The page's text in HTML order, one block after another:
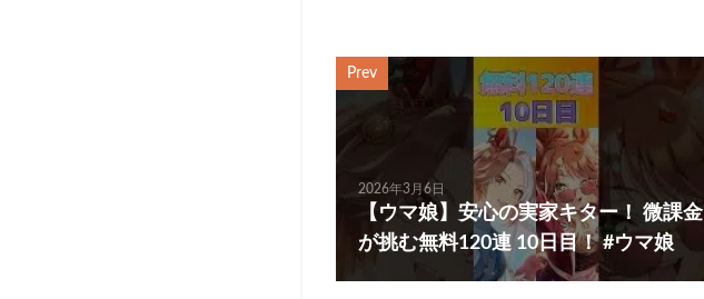
Prev
2026年3月6日
【ウマ娘】安心の実家キター！ 微課金
が挑む無料120連 10日目！ #ウマ娘